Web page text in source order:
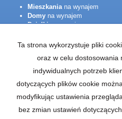
Mieszkaniana wynajem
Domy na wynajem
Działkina wynajem
Halena wynajem
Mieszkania
na sprzedaż
Domy
na sprzedaż
Działkina sprzedaż
Lokalena sprzedaż
Hale
na sprzedaż
Obiekty na sprzedaż
Ta strona wykorzystuje pliki
oraz w celu dostosowania
indywidualnych potrzeb
dotyczących plików cookie
modyfikując ustawienia
bez zmian ustawień